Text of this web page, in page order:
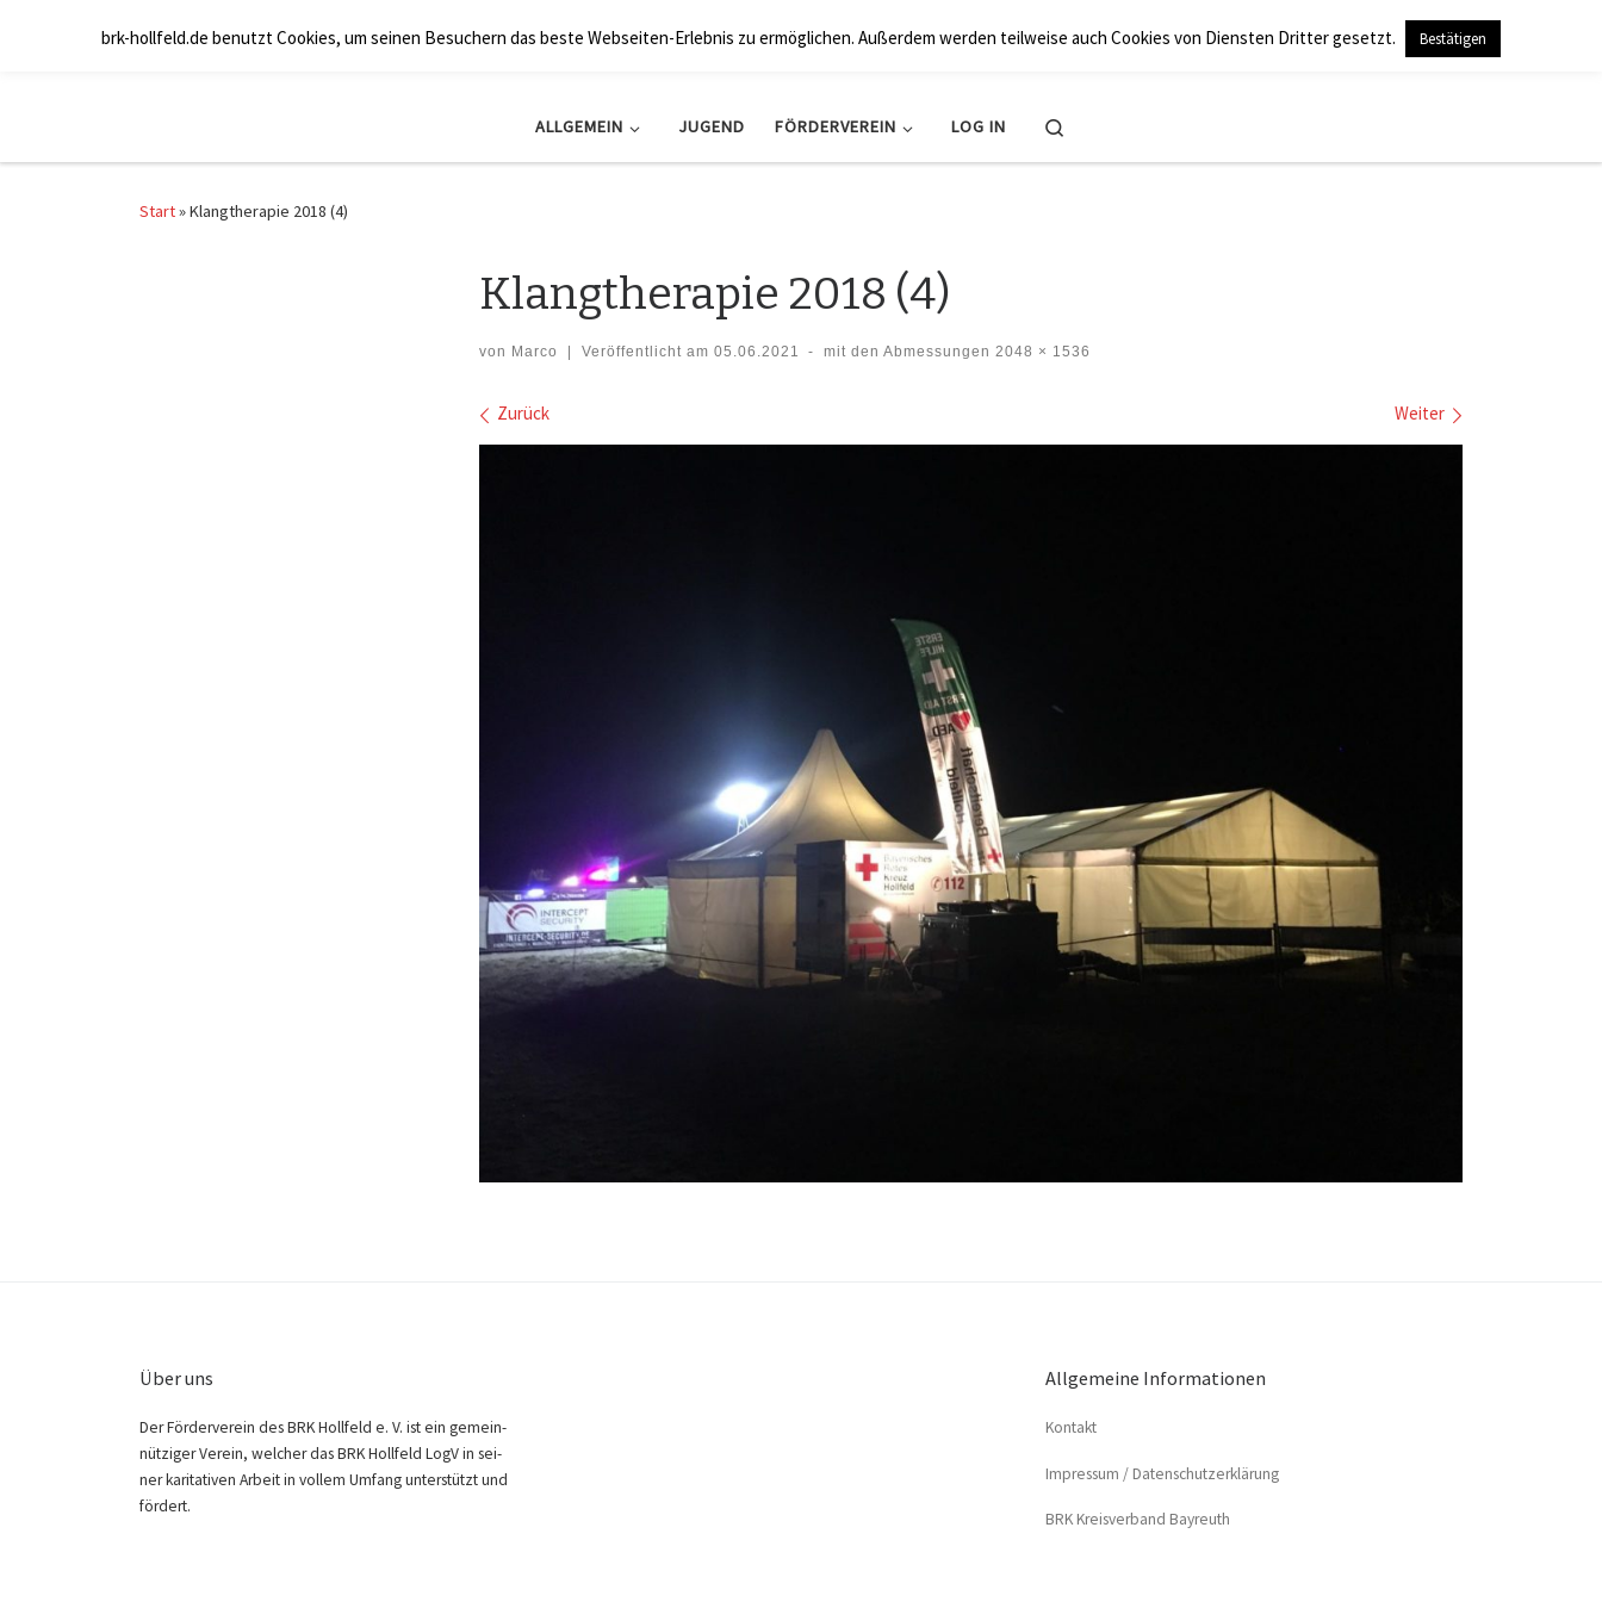
Zum Inhalt springen BRK Hollfeld LogV
ALLGEMEIN JUGEND FÖRDERVEREIN LOG IN
Start»Klangtherapie 2018 (4)
Klangtherapie 2018 (4)
von Marco Veröffentlicht am 05.06.2021 - mit den Abmessungen 2048 × 1536
Bilder Navigation
Zurück Weiter
Über uns
Der För­der­ver­ein des BRK Holl­feld e. V. ist ein gemein­
nüt­zi­ger Ver­ein, wel­cher das BRK Holl­feld LogV in sei­
ner kari­ta­ti­ven Arbeit in vol­lem Umfang unter­stützt und
fördert.
Allgemeine Informationen
Kon­takt
Impres­sum / Datenschutzerklärung
BRK Kreis­ver­band Bayreuth
brk-hollfeld.de benutzt Cookies, um seinen Besuchern das beste Webseiten-Erlebnis zu ermöglichen. Außerdem werden teilweise auch Cookies von Diensten Dritter gesetzt. Bestätigen